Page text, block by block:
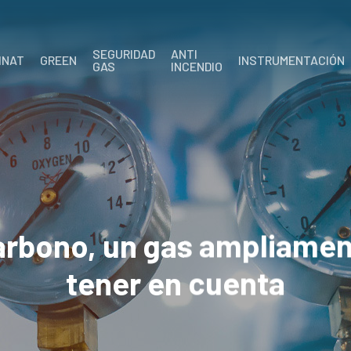
GREEN
SEGURIDAD
GAS
ANTI
INCENDIO
INSTRUMENTACIÓN
un gas
tener en cuenta